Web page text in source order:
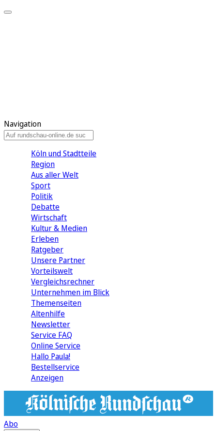
Navigation
Köln und Stadtteile
Region
Aus aller Welt
Sport
Politik
Debatte
Wirtschaft
Kultur & Medien
Erleben
Ratgeber
Unsere Partner
Vorteilswelt
Vergleichsrechner
Unternehmen im Blick
Themenseiten
Altenhilfe
Newsletter
Service FAQ
Online Service
Hallo Paula!
Bestellservice
Anzeigen
Abo